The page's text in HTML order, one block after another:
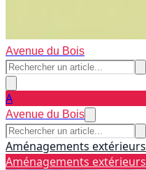
Avenue du Bois
A
Avenue du Bois
Aménagements extérieurs
Aménagements extérieurs